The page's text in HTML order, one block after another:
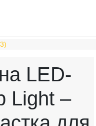
LED-
Light –